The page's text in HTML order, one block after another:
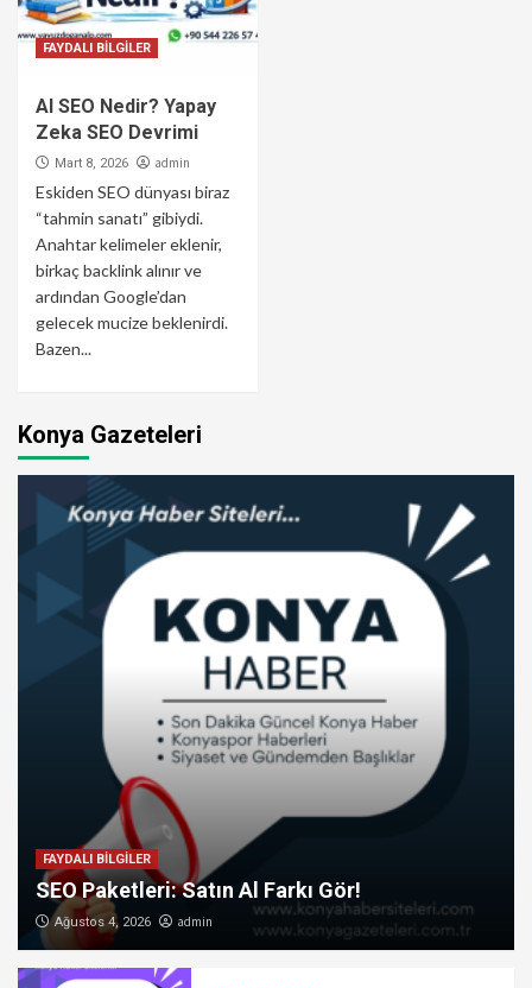
FAYDALI BİLGİLER
AI SEO Nedir? Yapay
Zeka SEO Devrimi
Mart 8, 2026 admin
Eskiden SEO dünyası biraz
“tahmin sanatı” gibiydi.
Anahtar kelimeler eklenir,
birkaç backlink alınır ve
ardından Google’dan
gelecek mucize beklenirdi.
Bazen...
Konya Gazeteleri
FAYDALI BİLGİLER
SEO Paketleri: Satın Al Farkı Gör!
Ağustos 4, 2026 admin